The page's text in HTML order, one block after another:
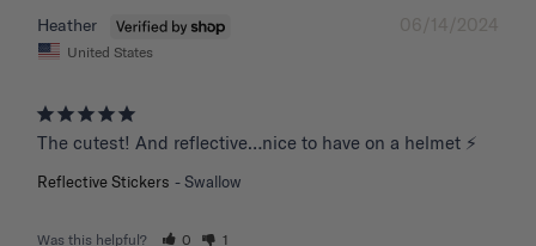
06/14/2024
Heather
United States
The cutest! And reflective…nice to have on a helmet ⚡️
Reflective Stickers Swallow
Was this helpful? 0 1